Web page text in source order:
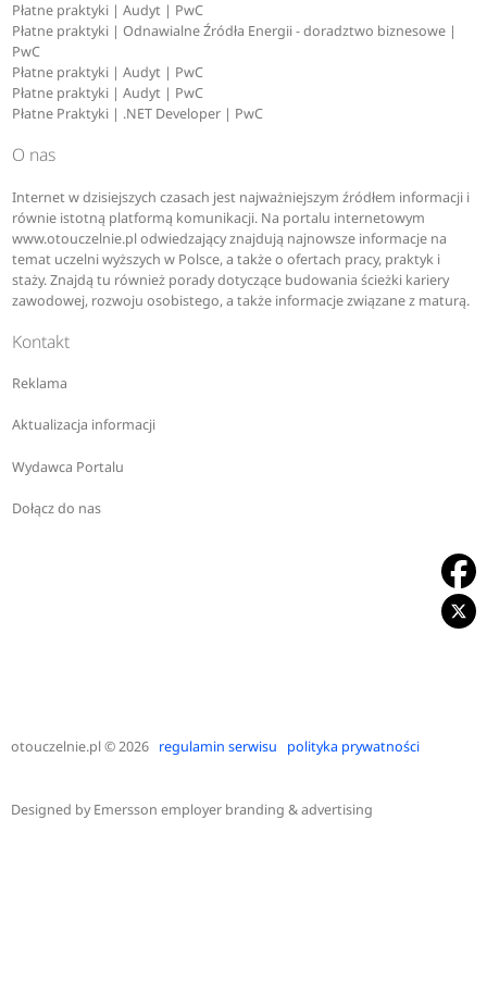
Płatne praktyki | Audyt | PwC
Płatne praktyki | Odnawialne Źródła Energii - doradztwo biznesowe |
PwC
Płatne praktyki | Audyt | PwC
Płatne praktyki | Audyt | PwC
Płatne Praktyki | .NET Developer | PwC
O nas
Internet w dzisiejszych czasach jest najważniejszym źródłem informacji i
równie istotną platformą komunikacji. Na portalu internetowym
www.otouczelnie.pl odwiedzający znajdują najnowsze informacje na
temat uczelni wyższych w Polsce, a także o ofertach pracy, praktyk i
staży. Znajdą tu również porady dotyczące budowania ścieżki kariery
zawodowej, rozwoju osobistego, a także informacje związane z maturą.
Kontakt
Reklama
Aktualizacja informacji
Wydawca Portalu
Dołącz do nas
otouczelnie.pl© 2026 regulamin serwisu polityka prywatności
Designed byEmersson employer branding & advertising